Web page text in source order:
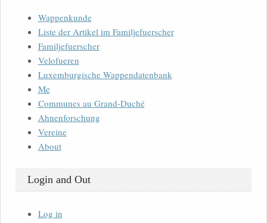
Wappenkunde
Liste der Artikel im Familjefuerscher
Familjefuerscher
Velofueren
Luxemburgische Wappendatenbank
Me
Communes au Grand-Duché
Ahnenforschung
Vereine
About
Login and Out
Log in